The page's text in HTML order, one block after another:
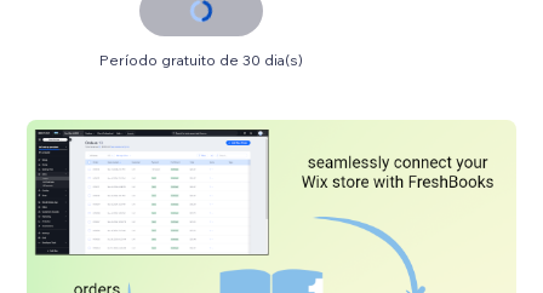
Período gratuito de 30 dia(s)